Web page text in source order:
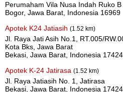
Perumaham Vila Nusa Indah Ruko
Bogor, Jawa Barat, Indonesia 16969
Apotek K24 Jatiasih (1.52 km)
Jl. Raya Jati Asih No.1, RT.005/
Kota Bks, Jawa Barat
Bekasi, Jawa Barat, Indonesia 17424
Apotek K-24 Jatirasa (1.52 km)
Jl. Raya Jatiasih No. 1, Jatirasa
Bekasi, Jawa Barat, Indonesia 17424